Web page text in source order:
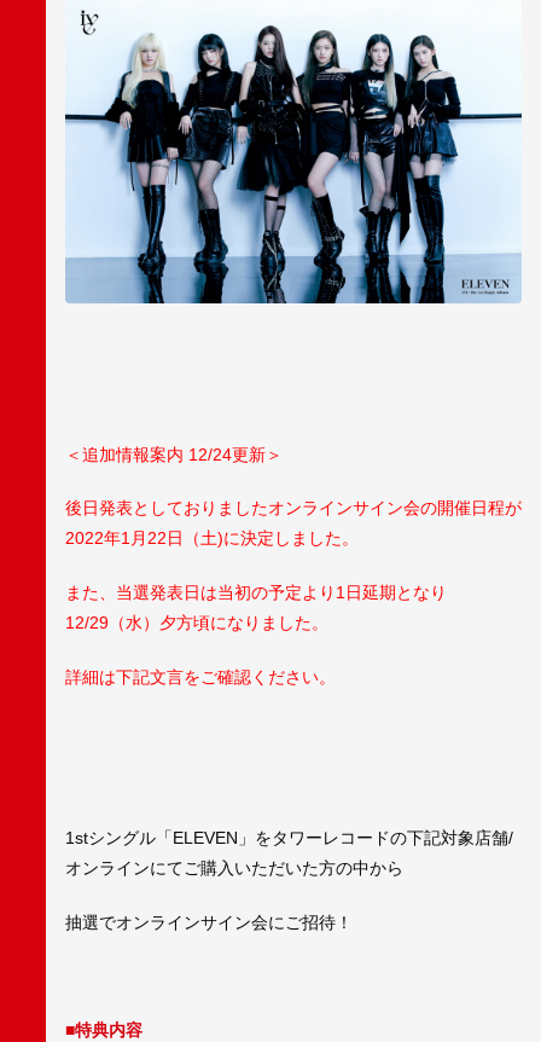
＜追加情報案内 12/24更新＞
後日発表としておりましたオンラインサイン会の開催日程が
2022年1月22日（土)に決定しました。
また、当選発表日は当初の予定より1日延期となり
12/29（水）夕方頃になりました。
詳細は下記文言をご確認ください。
1stシングル「ELEVEN」をタワーレコードの下記対象店舗/
オンラインにてご購入いただいた方の中から
抽選でオンラインサイン会にご招待！
■特典内容